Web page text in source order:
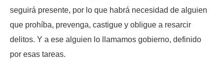
seguirá presente, por lo que habrá necesidad de alguien
que prohíba, prevenga, castigue y obligue a resarcir
delitos. Y a ese alguien lo llamamos gobierno, definido
por esas tareas.